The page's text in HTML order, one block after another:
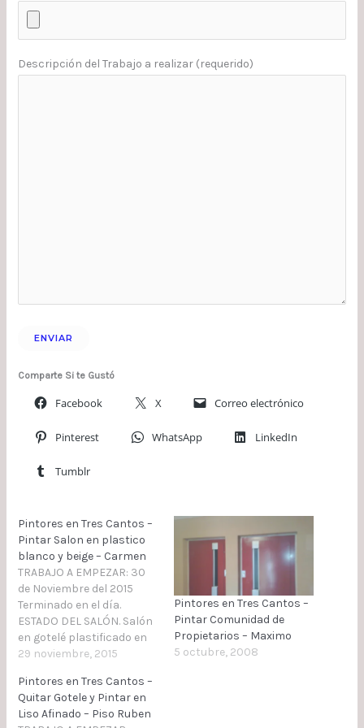
Descripción del Trabajo a realizar (requerido)
Comparte Si te Gustó
Facebook X Correo electrónico
Pinterest WhatsApp LinkedIn
Tumblr
Pintores en Tres Cantos –
Pintar Salon en plastico
blanco y beige – Carmen
TRABAJO A EMPEZAR: 30
de Noviembre del 2015
Terminado en el día.
ESTADO DEL SALÓN. Salón
en gotelé plastificado en
techos y paredes.
(Materiales
proporcionado por el
cliente) Pintar techo en
29 noviembre, 2015
Pintores en Tres Cantos –
Pintar Comunidad de
Propietarios – Maximo
5 octubre, 2008
Pintores en Tres Cantos –
Quitar Gotele y Pintar en
Liso Afinado – Piso Ruben